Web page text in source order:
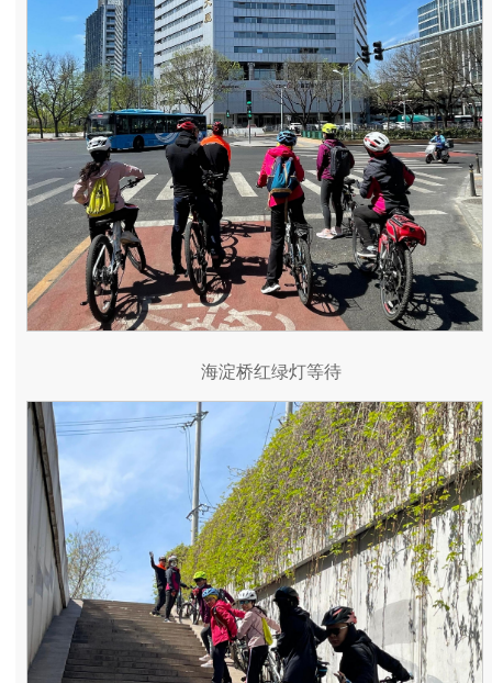
海淀桥红绿灯等待